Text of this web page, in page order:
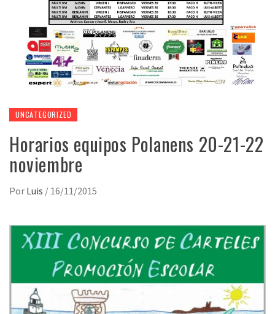
UNCATEGORIZED
Horarios equipos Polanens 20-21-22
noviembre
Por Luis / 16/11/2015